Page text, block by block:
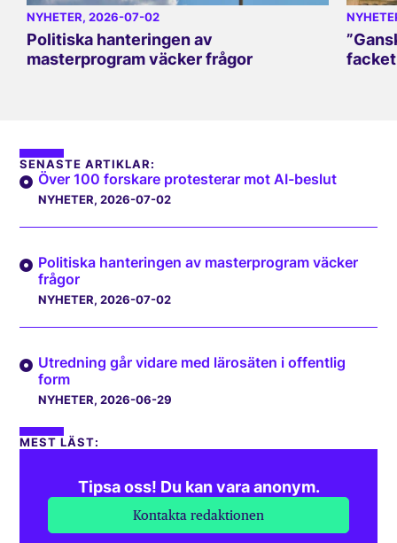
NYHETER, 2026-07-02
Politiska hanteringen av
masterprogram väcker frågor
SENASTE ARTIKLAR:
Över 100 forskare protesterar mot AI-beslut
NYHETER, 2026-07-02
Politiska hanteringen av masterprogram väcker
frågor
NYHETER, 2026-07-02
Utredning går vidare med lärosäten i offentlig
form
NYHETER, 2026-06-29
MEST LÄST:
Tipsa oss! Du kan vara anonym.
Kontakta redaktionen